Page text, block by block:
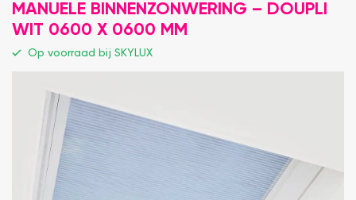
MANUELE BINNENZONWERING – DOUPLI
WIT 0600 X 0600 MM
Op voorraad bij SKYLUX